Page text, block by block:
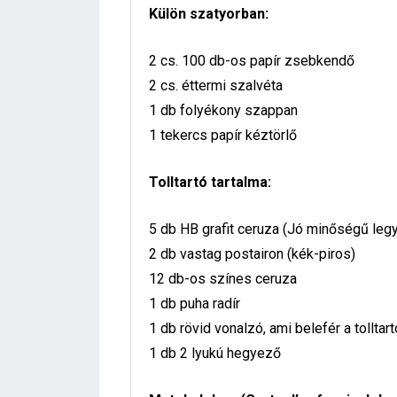
Külön szatyorban:
2 cs. 100 db-os papír zsebkendő
2 cs. éttermi szalvéta
1 db folyékony szappan
1 tekercs papír kéztörlő
Tolltartó tartalma:
5 db HB grafit ceruza (Jó minőségű
2 db vastag postairon (kék-piros)
12 db-os színes ceruza
1 db puha radír
1 db rövid vonalzó, ami belefér a
1 db 2 lyukú hegyező